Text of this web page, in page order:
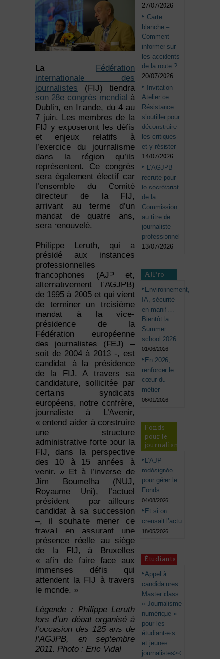
La Fédération
internationale des
journalistes (FIJ) tiendra
son 28e congrès mondial à
Dublin, en Irlande, du 4 au
7 juin. Les membres de la
FIJ y exposeront les défis
et enjeux relatifs à
l’exercice du journalisme
dans la région qu’ils
représentent. Ce congrès
sera également électif car
l’ensemble du Comité
directeur de la FIJ,
arrivant au terme d’un
mandat de quatre ans,
sera renouvelé.
Philippe Leruth, qui a
présidé aux instances
professionnelles
francophones (AJP et,
alternativement l’AGJPB)
de 1995 à 2005 et qui vient
de terminer un troisième
mandat à la vice-
présidence de la
Fédération européenne
des journalistes (FEJ) –
soit de 2004 à 2013 -, est
candidat à la présidence
de la FIJ. A travers sa
candidature, sollicitée par
certains syndicats
européens, notre confrère,
journaliste à L’Avenir,
« entend aider à construire
une structure
administrative forte pour la
FIJ, dans la perspective
des 10 à 15 années à
venir. » Et à l’inverse de
Jim Boumelha (NUJ,
Royaume Uni), l’actuel
président – par ailleurs
candidat à sa succession
–, il souhaite mener ce
travail en assurant une
présence réelle au siège
de la FIJ, à Bruxelles
« afin de faire face aux
immenses défis qui
attendent la FIJ à travers
le monde. »
Légende : Philippe Leruth
lors d’un débat organisé à
l’occasion des 125 ans de
l’AGJPB, en septembre
2011. Photo : Eric Vidal
27/07/2026
Carte
blanche –
Comment
informer sur
les accidents
de la route ?
20/07/2026
Invitation –
Atelier de
Résistance :
s’outiller pour
déconstruire
les critiques
et y résister
14/07/2026
L’AGJPB
recrute pour
le secrétariat
de la
Commission
au titre de
journaliste
professionnel
13/07/2026
AJPro
Environnement,
IA, sécurité
en manif’…
Bientôt la
Summer
school 2026
01/06/2026
En 2026,
renforcer le
cœur du
métier
06/01/2026
Fonds
pour le
journalisme
L’AJP
redésignée
pour gérer le
Fonds
04/08/2026
Et si on
creusait l’actu
18/05/2026
Étudiants
Appel à
candidatures :
Master class
« Journalisme
numérique »
pour les
étudiant·e·s
et jeunes
journalistes￼